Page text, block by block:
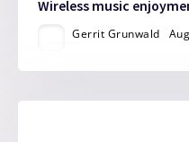
Wireless music
Gerrit Grunwald